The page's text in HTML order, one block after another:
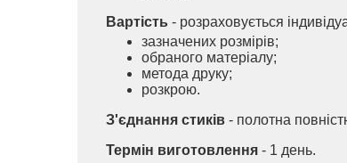
Вартість - розраховується
зазначених розмірів;
обраного матеріалу;
метода друку;
розкрою.
З'єднання стиків - полотна
Термін виготовлення - 1 день.